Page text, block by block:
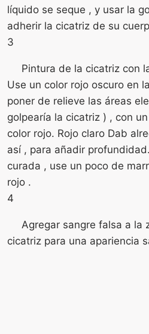
líquido se seque , y usar la
adherir la cicatriz de su
3
Pintura de la cicatriz con
Use un color rojo oscuro en
poner de relieve las áreas
golpearía la cicatriz ) , con
color rojo. Rojo claro Dab
así , para añadir
curada , use un poco de
rojo .
4
Agregar sangre falsa a la
cicatriz para una apariencia